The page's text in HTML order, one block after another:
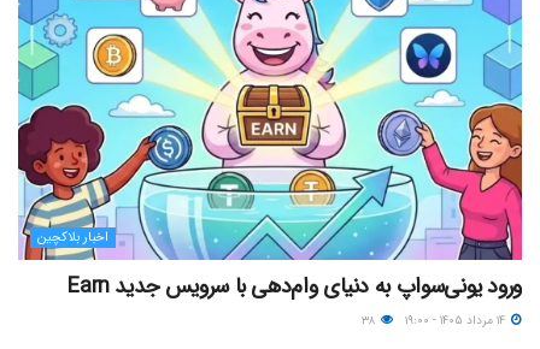
اخبار بلاکچین
ورود یونی‌سواپ به دنیای وام‌دهی با سرویس جدید Earn